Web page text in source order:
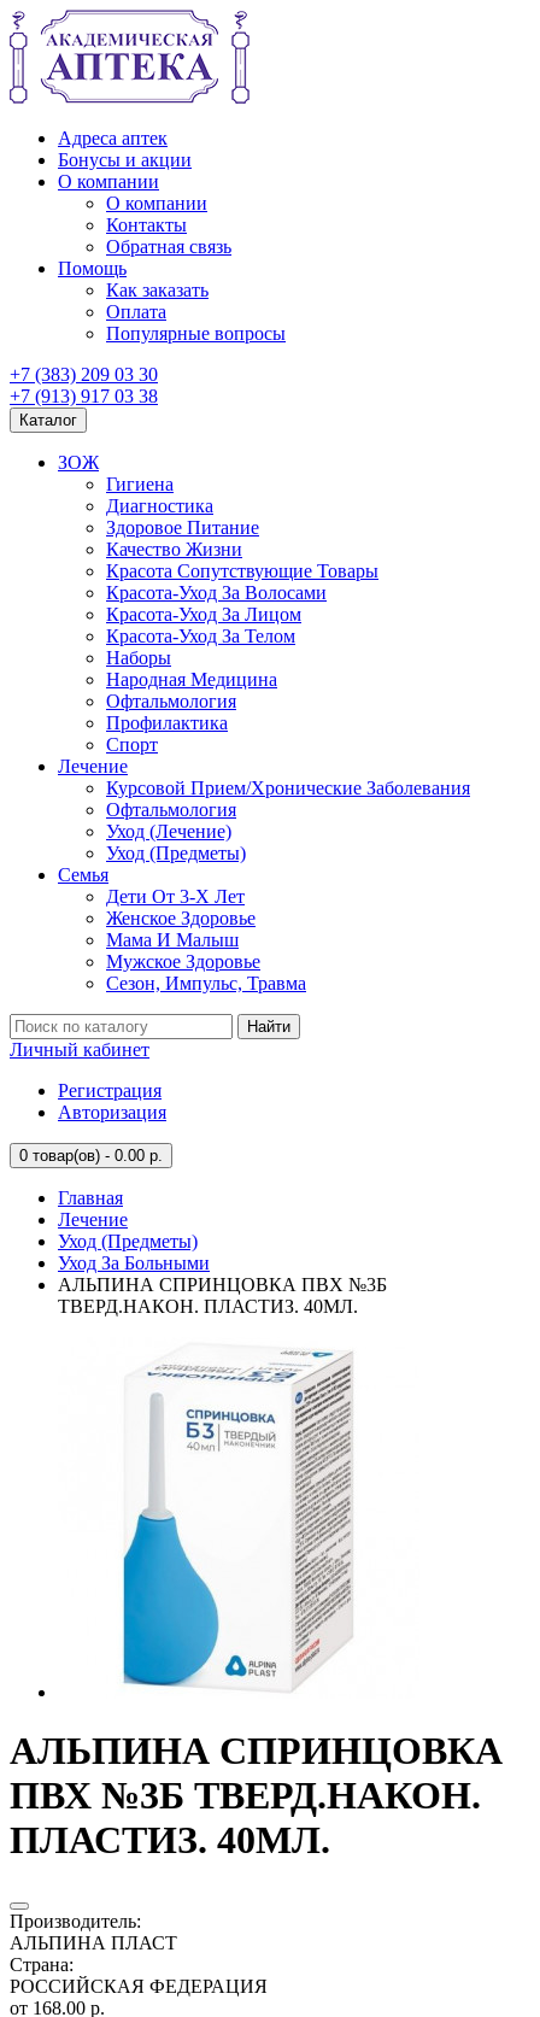
Адреса аптек
Бонусы и акции
О компании
О компании
Контакты
Обратная связь
Помощь
Как заказать
Оплата
Популярные вопросы
+7 (383) 209 03 30
+7 (913) 917 03 38
Каталог
ЗОЖ
Гигиена
Диагностика
Здоровое Питание
Качество Жизни
Красота Сопутствующие Товары
Красота-Уход За Волосами
Красота-Уход За Лицом
Красота-Уход За Телом
Наборы
Народная Медицина
Офтальмология
Профилактика
Спорт
Лечение
Курсовой Прием/Хронические Заболевания
Офтальмология
Уход (Лечение)
Уход (Предметы)
Семья
Дети От 3-Х Лет
Женское Здоровье
Мама И Малыш
Мужское Здоровье
Сезон, Импульс, Травма
Найти
Личный кабинет
Регистрация
Авторизация
0 товар(ов) - 0.00 р.
Главная
Лечение
Уход (Предметы)
Уход За Больными
АЛЬПИНА СПРИНЦОВКА ПВХ №3Б
ТВЕРД.НАКОН. ПЛАСТИЗ. 40МЛ.
АЛЬПИНА СПРИНЦОВКА
ПВХ №3Б ТВЕРД.НАКОН.
ПЛАСТИЗ. 40МЛ.
Производитель:
АЛЬПИНА ПЛАСТ
Страна:
РОССИЙСКАЯ ФЕДЕРАЦИЯ
от 168.00 р.